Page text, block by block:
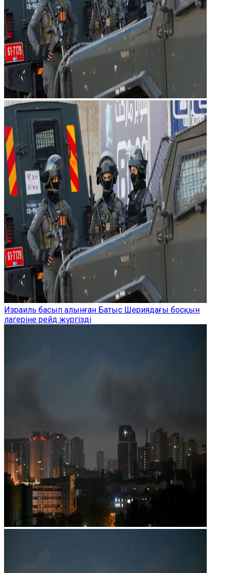
Израиль басып алынған Батыс Шериядағы босқын
лагеріне рейд жүргізді